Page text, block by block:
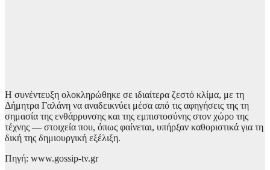
Η συνέντευξη ολοκληρώθηκε σε ιδιαίτερα ζεστό κλίμα, με τη
Δήμητρα Γαλάνη να αναδεικνύει μέσα από τις αφηγήσεις της τη
σημασία της ενθάρρυνσης και της εμπιστοσύνης στον χώρο της
τέχνης — στοιχεία που, όπως φαίνεται, υπήρξαν καθοριστικά για τη
δική της δημιουργική εξέλιξη.
Πηγή: www.gossip-tv.gr